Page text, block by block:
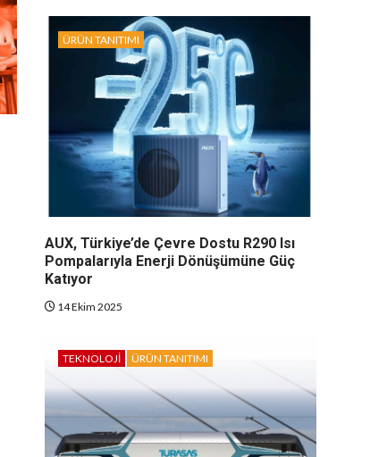
ÜRÜN TANITIMI
AUX, Türkiye’de Çevre Dostu R290 Isı
Pompalarıyla Enerji Dönüşümüne Güç
Katıyor
14 Ekim 2025
TEKNOLOJI ÜRÜN TANITIMI